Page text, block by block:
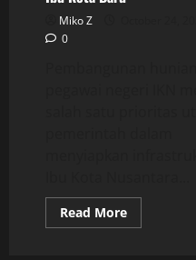
Miko Z
0
Read MoreRead
more